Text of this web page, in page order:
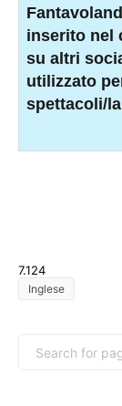
inserito nel
su altri
utilizzato
spettacoli/
7.124
Inglese